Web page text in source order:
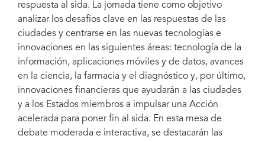
respuesta al sida. La jornada tiene como objetivo
analizar los desafíos clave en las respuestas de las
ciudades y centrarse en las nuevas tecnologías e
innovaciones en las siguientes áreas: tecnología de la
información, aplicaciones móviles y de datos, avances
en la ciencia, la farmacia y el diagnóstico y, por último,
innovaciones financieras que ayudarán a las ciudades
y a los Estados miembros a impulsar una Acción
acelerada para poner fin al sida. En esta mesa de
debate moderada e interactiva, se destacarán las